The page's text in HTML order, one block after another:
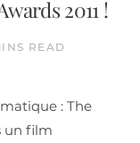
2011 !
READ
: The
un film